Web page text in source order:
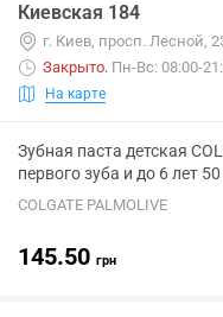
Киевская 184
г. Киев, просп. Лесной,
Закрыто. Пн-Вс: 08:00-
На карте
Зубная паста детская
первого зуба и до 6 лет
COLGATE PALMOLIVE
145.50 грн